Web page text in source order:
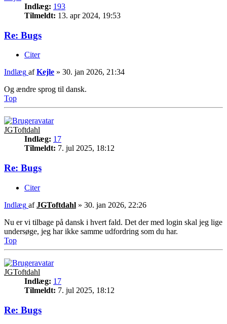
Indlæg: 193
Tilmeldt: 13. apr 2024, 19:53
Re: Bugs
Citer
Indlæg afKejle » 30. jan 2026, 21:34
Og ændre sprog til dansk.
Top
JGToftdahl
Indlæg: 17
Tilmeldt: 7. jul 2025, 18:12
Re: Bugs
Citer
Indlæg afJGToftdahl » 30. jan 2026, 22:26
Nu er vi tilbage på dansk i hvert fald. Det der med login skal jeg lige
undersøge, jeg har ikke samme udfordring som du har.
Top
JGToftdahl
Indlæg: 17
Tilmeldt: 7. jul 2025, 18:12
Re: Bugs